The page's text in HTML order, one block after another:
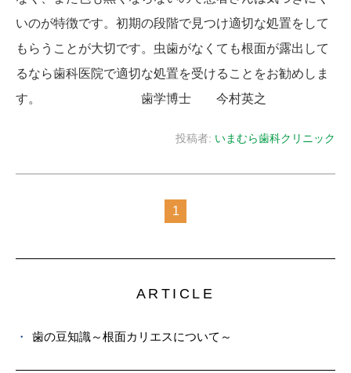
いのが特徴です。初期の段階で見つけ適切な処置をして
もらうことが大切です。虫歯がなくても根面が露出して
るなら歯科医院で適切な処置を受けることをお勧めしま
す。 歯学博士 今村英之
投稿者: いまむら歯科クリニック
1
ARTICLE
歯の豆知識～根面カリエスについて～